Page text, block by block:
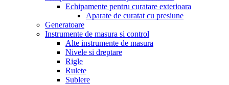
Echipamente pentru curatare exterioara
Aparate de curatat cu presiune
Generatoare
Instrumente de masura si control
Alte instrumente de masura
Nivele si dreptare
Rigle
Rulete
Sublere